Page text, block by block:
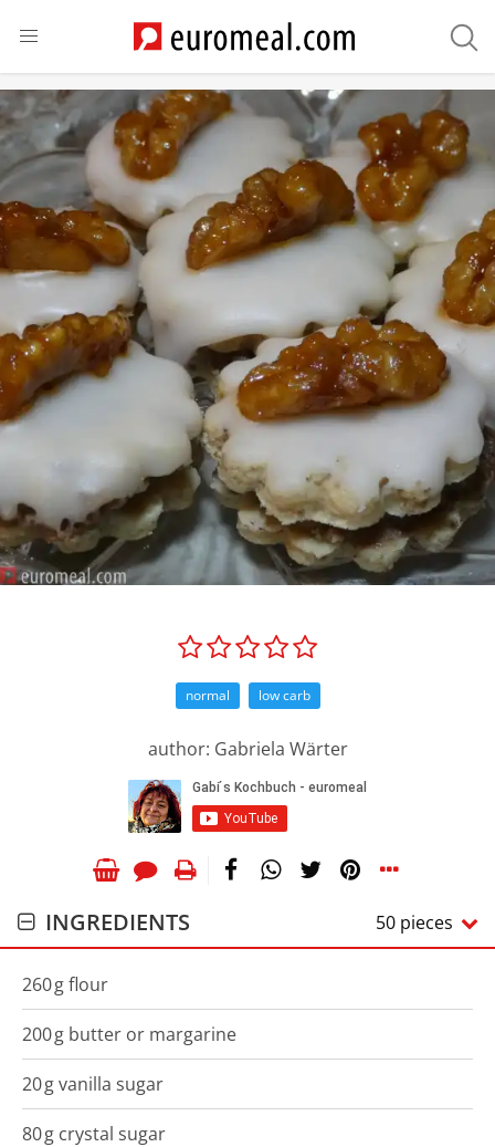
normal low carb
author: Gabriela Wärter
INGREDIENTS 50 pieces
260gflour
200g butter or margarine
20gvanilla sugar
80g crystal sugar